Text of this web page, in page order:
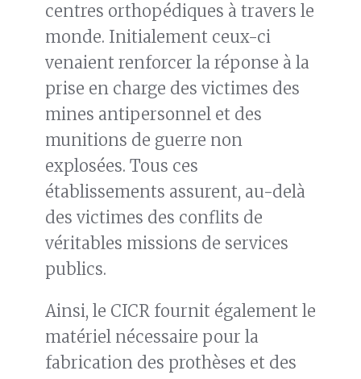
centres orthopédiques à travers le
monde. Initialement ceux-ci
venaient renforcer la réponse à la
prise en charge des victimes des
mines antipersonnel et des
munitions de guerre non
explosées. Tous ces
établissements assurent, au-delà
des victimes des conflits de
véritables missions de services
publics.
Ainsi, le CICR fournit également le
matériel nécessaire pour la
fabrication des prothèses et des